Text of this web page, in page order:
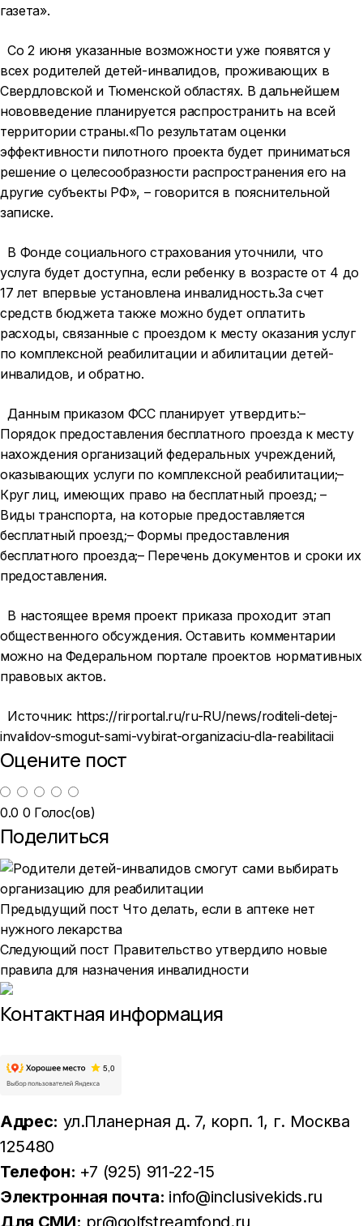
газета».
Со 2 июня указанные возможности уже появятся у
всех родителей детей-инвалидов, проживающих в
Свердловской и Тюменской областях. В дальнейшем
нововведение планируется распространить на всей
территории страны.«По результатам оценки
эффективности пилотного проекта будет приниматься
решение о целесообразности распространения его на
другие субъекты РФ», – говорится в пояснительной
записке.
В Фонде социального страхования уточнили, что
услуга будет доступна, если ребенку в возрасте от 4 до
17 лет впервые установлена инвалидность.За счет
средств бюджета также можно будет оплатить
расходы, связанные с проездом к месту оказания услуг
по комплексной реабилитации и абилитации детей-
инвалидов, и обратно.
Данным приказом ФСС планирует утвердить:–
Порядок предоставления бесплатного проезда к месту
нахождения организаций федеральных учреждений,
оказывающих услуги по комплексной реабилитации;–
Круг лиц, имеющих право на бесплатный проезд; –
Виды транспорта, на которые предоставляется
бесплатный проезд;– Формы предоставления
бесплатного проезда;– Перечень документов и сроки их
предоставления.
В настоящее время проект приказа проходит этап
общественного обсуждения. Оставить комментарии
можно на Федеральном портале проектов нормативных
правовых актов.
Источник: https://rirportal.ru/ru-RU/news/roditeli-detej-
invalidov-smogut-sami-vybirat-organizaciu-dla-reabilitacii
Оцените пост
0.0 0 Голос(ов)
Поделиться
Предыдущий пост Что делать, если в аптеке нет
нужного лекарства
Следующий пост Правительство утвердило новые
правила для назначения инвалидности
Контактная информация
Адрес: ул.Планерная д. 7, корп. 1, г. Москва
125480
Телефон: +7 (925) 911-22-15
Электронная почта: info@inclusivekids.ru